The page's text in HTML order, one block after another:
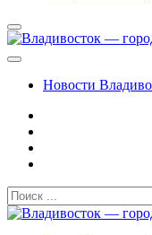
Новости
Поиск: